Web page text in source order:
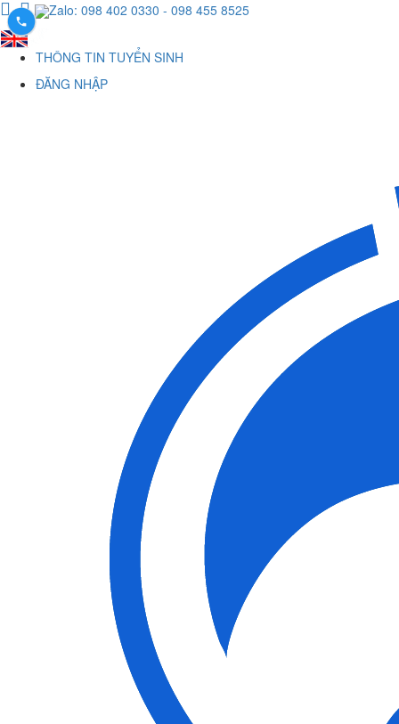
Zalo: 098 402 0330 - 098 455 8525
THÔNG TIN TUYỂN SINH
ĐĂNG NHẬP